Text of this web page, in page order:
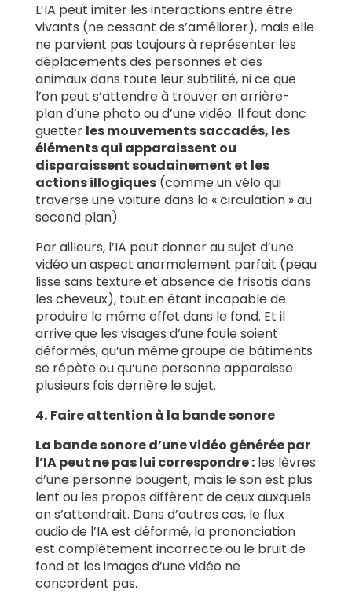
L’IA peut imiter les interactions entre être
vivants (ne cessant de s’améliorer), mais elle
ne parvient pas toujours à représenter les
déplacements des personnes et des
animaux dans toute leur subtilité, ni ce que
l’on peut s’attendre à trouver en arrière-
plan d’une photo ou d’une vidéo. Il faut donc
guetter les mouvements saccadés, les
éléments qui apparaissent ou
disparaissent soudainement et les
actions illogiques(comme un vélo qui
traverse une voiture dans la « circulation » au
second plan).
Par ailleurs, l’IA peut donner au sujet d’une
vidéo un aspect anormalement parfait (peau
lisse sans texture et absence de frisotis dans
les cheveux), tout en étant incapable de
produire le même effet dans le fond. Et il
arrive que les visages d’une foule soient
déformés, qu’un même groupe de bâtiments
se répète ou qu’une personne apparaisse
plusieurs fois derrière le sujet.
4. Faire attention à la bande sonore
La bande sonore d’une vidéo générée par
l’IA peut ne pas lui correspondre :les lèvres
d’une personne bougent, mais le son est plus
lent ou les propos diffèrent de ceux auxquels
on s’attendrait. Dans d’autres cas, le flux
audio de l’IA est déformé, la prononciation
est complètement incorrecte ou le bruit de
fond et les images d’une vidéo ne
concordent pas.